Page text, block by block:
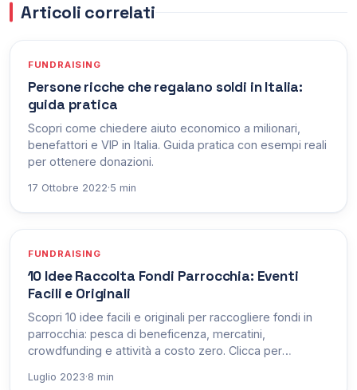
Articoli correlati
FUNDRAISING
Persone ricche che regalano soldi in Italia:
guida pratica
Scopri come chiedere aiuto economico a milionari,
benefattori e VIP in Italia. Guida pratica con esempi reali
per ottenere donazioni.
17 Ottobre 2022·5 min
FUNDRAISING
10 Idee Raccolta Fondi Parrocchia: Eventi
Facili e Originali
Scopri 10 idee facili e originali per raccogliere fondi in
parrocchia: pesca di beneficenza, mercatini,
crowdfunding e attività a costo zero. Clicca per
Luglio 2023·8 min